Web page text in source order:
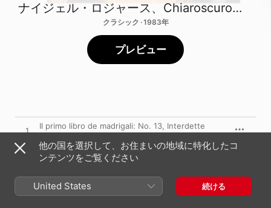
ナイジェル・ロジャース、 Chiaroscuro、
クラシック · 1983年
プレビュー
1
Il primo libro de madrigali: No. 13, Interdette
speranz'e van desio
Il sesto libro de madrigali: No. 2, Zefiro torna
Il sesto libro de madrigali: No. 9, Batto qui
pianse Ergasto
他の国を選択して、お住まいの地域に特化したコ
ンテンツをご覧ください
United States 続ける